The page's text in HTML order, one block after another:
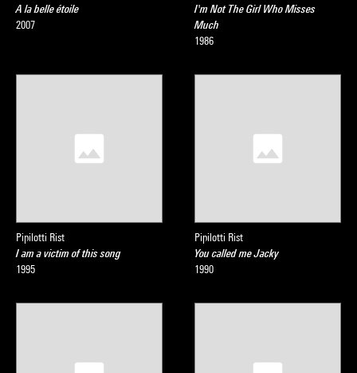
A la belle étoile
2007
I'm Not The Girl Who Misses
Much
1986
Pipilotti Rist
I am a victim of this song
1995
Pipilotti Rist
You called me Jacky
1990